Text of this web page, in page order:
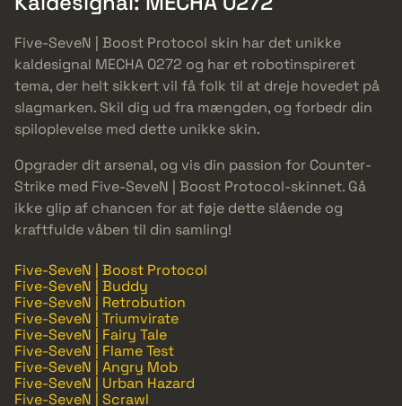
Five-SeveN | Boost Protocol skin har det unikke
kaldesignal MECHA 0272 og har et robotinspireret
tema, der helt sikkert vil få folk til at dreje hovedet på
slagmarken. Skil dig ud fra mængden, og forbedr din
spiloplevelse med dette unikke skin.
Opgrader dit arsenal, og vis din passion for Counter-
Strike med Five-SeveN | Boost Protocol-skinnet. Gå
ikke glip af chancen for at føje dette slående og
kraftfulde våben til din samling!
Five-SeveN | Boost Protocol
Five-SeveN | Buddy
Five-SeveN | Retrobution
Five-SeveN | Triumvirate
Five-SeveN | Fairy Tale
Five-SeveN | Flame Test
Five-SeveN | Angry Mob
Five-SeveN | Urban Hazard
Five-SeveN | Scrawl